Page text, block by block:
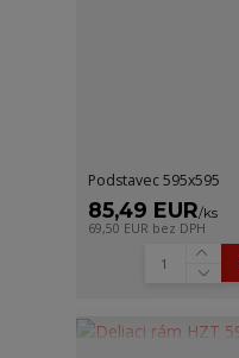
Podstavec 595x595
85,49 EUR/ks
69,50 EUR bez DPH